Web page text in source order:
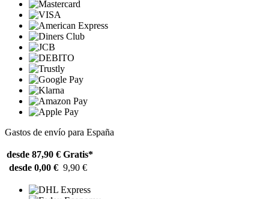
Gastos de envío para España
desde 87,90 € Gratis*
desde 0,00 € 9,90 €